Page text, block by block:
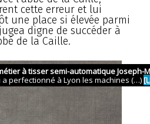
cette erreur et lui
une place si élevée parmi
digne de succéder à
de la Caille.